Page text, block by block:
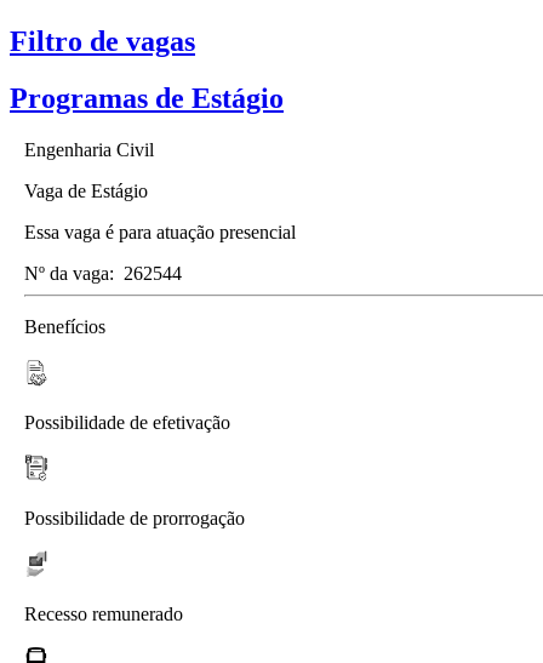
Filtro de vagas
Programas de Estágio
Engenharia Civil
Vaga de Estágio
Essa vaga é para atuação presencial
Nº da vaga: 262544
Benefícios
Possibilidade de efetivação
Possibilidade de prorrogação
Recesso remunerado